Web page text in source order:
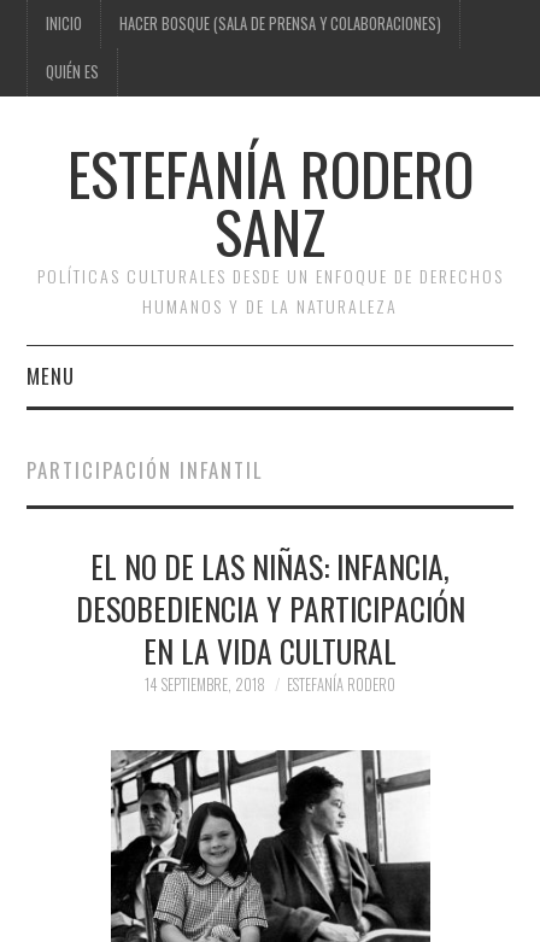
INICIO HACER BOSQUE (SALA DE PRENSA Y COLABORACIONES)
QUIÉN ES
ESTEFANÍA RODERO
SANZ
POLÍTICAS CULTURALES DESDE UN ENFOQUE DE DERECHOS
HUMANOS Y DE LA NATURALEZA
MENU
HACER BOSQUE (SALA DE
PRENSA Y
COLABORACIONES)
PARTICIPACIÓN INFANTIL
EL NO DE LAS NIÑAS: INFANCIA,
DESOBEDIENCIA Y PARTICIPACIÓN
EN LA VIDA CULTURAL
14 SEPTIEMBRE, 2018 ESTEFANÍA RODERO